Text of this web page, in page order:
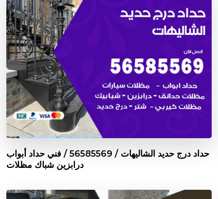
حداد درج حديد الشاليهات / 56585569 / فني حداد أبواب
درابزين شباك مظلات